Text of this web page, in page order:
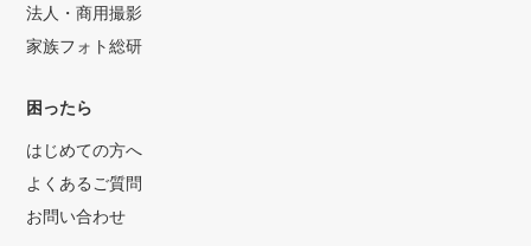
法人・商用撮影
家族フォト総研
困ったら
はじめての方へ
よくあるご質問
お問い合わせ